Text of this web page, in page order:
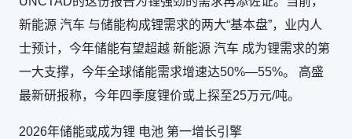
新能源 汽车 与储能构成锂需求的两大“基本盘”，业内人
士预计，今年储能有望超越 新能源 汽车 成为锂需求的第
一大支撑，今年全球储能需求增速达50%—55%。 高盛
最新研报称，今年四季度锂价或上探至25万元/吨。
2026年储能或成为锂 电池 第一增长引擎